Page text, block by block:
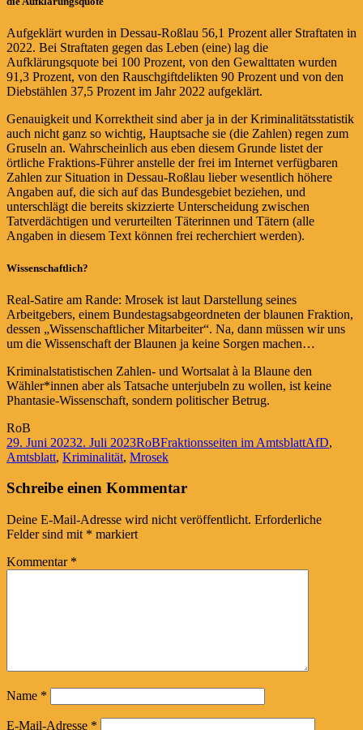
Aufgeklärt wurden in Dessau-Roßlau 56,1 Prozent aller Straftaten in
2022. Bei Straftaten gegen das Leben (eine) lag die
Aufklärungsquote bei 100 Prozent, von den Gewalttaten wurden
91,3 Prozent, von den Rauschgiftdelikten 90 Prozent und von den
Diebstählen 37,5 Prozent im Jahr 2022 aufgeklärt.
Genauigkeit und Korrektheit sind aber ja in der Kriminalitätsstatistik
auch nicht ganz so wichtig, Hauptsache sie (die Zahlen) regen zum
Gruseln an. Wahrscheinlich aus eben diesem Grunde listet der
örtliche Fraktions-Führer anstelle der frei im Internet verfügbaren
Zahlen zur Situation in Dessau-Roßlau lieber wesentlich höhere
Angaben auf, die sich auf das Bundesgebiet beziehen, und
unterschlägt die bereits skizzierte Unterscheidung zwischen
Tatverdächtigen und verurteilten Täterinnen und Tätern (alle
Angaben in diesem Text können frei recherchiert werden).
Wissenschaftlich?
Real-Satire am Rande: Mrosek ist laut Darstellung seines
Arbeitgebers, einem Bundestagsabgeordneten der blaunen Fraktion,
dessen „Wissenschaftlicher Mitarbeiter“. Na, dann müssen wir uns
um die Wissenschaft der Blaunen ja keine Sorgen machen…
Kriminalstatistischen Zahlen- und Wortsalat à la Blaune den
Wähler*innen aber als Tatsache unterjubeln zu wollen, ist keine
Phantasie-Wissenschaft, sondern politischer Betrug.
RoB
Veröffentlicht
am
29. Juni 20232. Juli 2023Autor
RoBKategorien
Fraktionsseiten im AmtsblattAfD,
Amtsblatt, Kriminalität, Mrosek
Schreibe einen Kommentar
Deine E-Mail-Adresse wird nicht veröffentlicht. Erforderliche
Felder sind mit * markiert
Kommentar *
Name *
E-Mail-Adresse *